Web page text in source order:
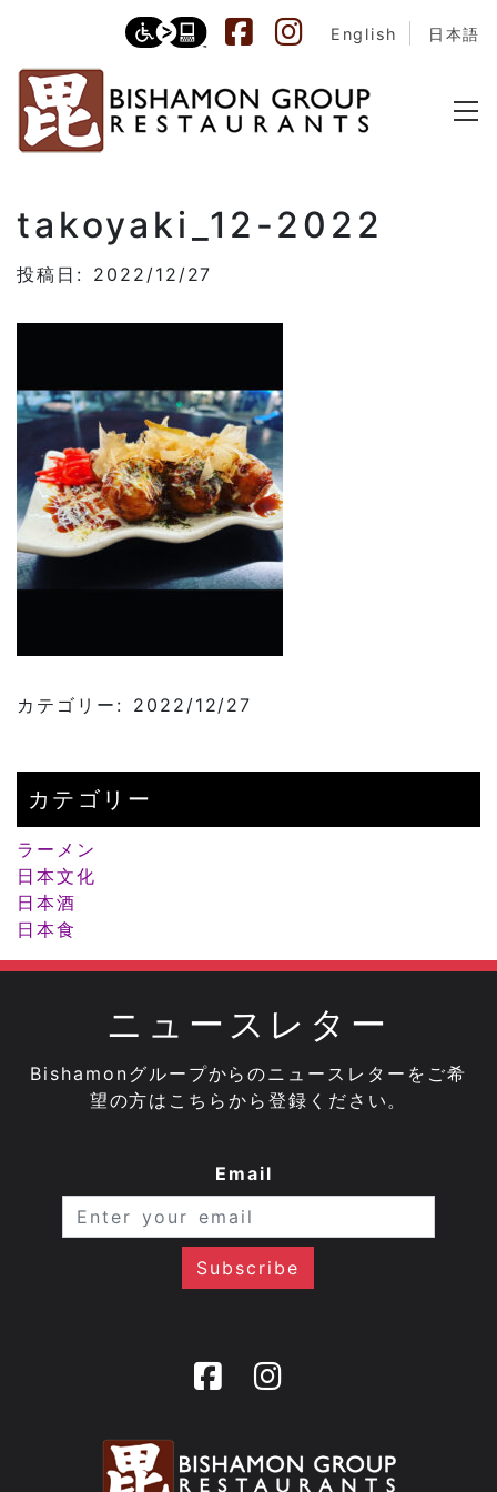
English 日本語
takoyaki_12-2022
投稿日: 2022/12/27
カテゴリー: 2022/12/27
カテゴリー
ラーメン
日本文化
日本酒
日本食
ニュースレター
Bishamonグループからのニュースレターをご希
望の方はこちらから登録ください。
Email